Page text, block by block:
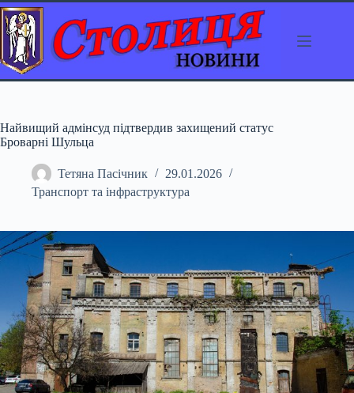
Перейти
до
вмісту
Найвищий адмінсуд підтвердив захищений статус
Броварні Шульца
Тетяна Пасічник
29.01.2026
Транспорт та інфраструктура